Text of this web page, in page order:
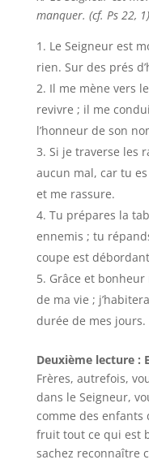
manquer. (cf. Ps 22, 1)
Le Seigneur est
rien. Sur des prés
Il me mène vers
revivre ; il me
l’honneur de son
Si je traverse les
aucun mal, car tu
et me rassure.
Tu prépares la
ennemis ; tu
coupe est
Grâce et bonheur
de ma vie ;
durée de mes jours.
Deuxième lecture :
Frères, autrefois,
dans le Seigneur,
comme des
fruit tout ce qui est
sachez reconnaître